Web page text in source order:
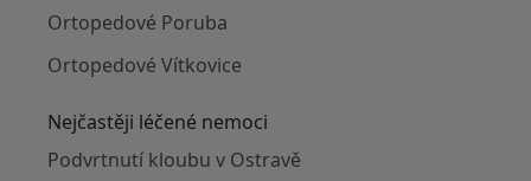
Ortopedové Poruba
Ortopedové Vítkovice
Nejčastěji léčené nemoci
Podvrtnutí kloubu v Ostravě